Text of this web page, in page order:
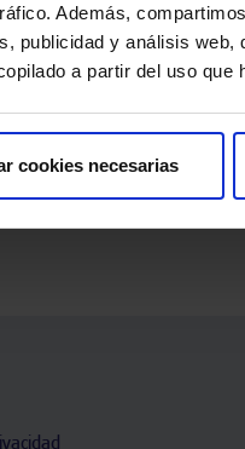
Además,
publicidad y análisis web,
a partir del uso que
cookies necesarias
anónima y nos